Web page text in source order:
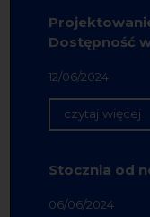
Dostępność
12/06/2024
czytaj więcej
Stocznia od
06/06/2024